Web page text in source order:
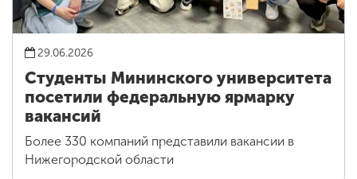
29.06.2026
Студенты Мининского университета
посетили федеральную ярмарку
вакансий
Более 330 компаний представили вакансии в
Нижегородской области